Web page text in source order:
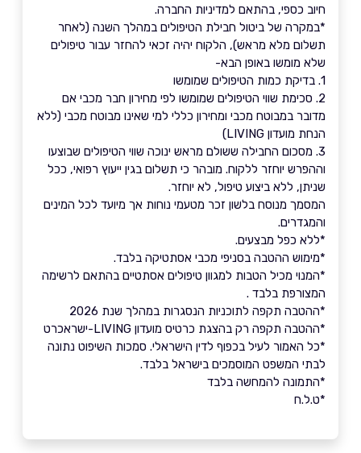
חיוב כספי, בהתאם למדיניות החברה.
*במקרה של ביטול חבילת הטיפולים במהלך השנה (לאחר
תשלום מלא מראש), הלקוח יהיה זכאי להחזר עבור טיפולים
שלא מומשו באופן הבא-
1. בדיקת כמות הטיפולים שמומשו
2. סכימת שווי הטיפולים שמומשו לפי מחירון חבר מכבי אם
מדובר במבוטח מכבי ומחירון כללי למי שאינו מבוטח מכבי (ללא
הנחת מועדון LIVING)
3. מסכום החבילה ששולם מראש ינוכה שווי הטיפולים שבוצעו
וההפרש יוחזר ללקוח. מובהר כי תשלום בגין ייעוץ רפואי, ככל
שניתן, ללא ביצוע טיפול, לא יוחזר.
המסמך מנוסח בלשון זכר מטעמי נוחות אך מיועד לכל המינים
והמגדרים.
*ללא כפל מבצעים.
*מימוש ההטבה בסניפי מכבי אסתטיקה בלבד.
*המנוי מכיל הטבות למגוון טיפולים אסתטיים בהתאם לרשימה
המצורפת בלבד .
*ההטבה תקפה לתוכניות הנסגרות במהלך שנת 2026
*ההטבה תקפה רק בהצגת כרטיס מועדון LIVING-ישראכרט
*כל האמור לעיל בכפוף לדין הישראלי. סמכות השיפוט נתונה
לבתי המשפט המוסמכים בישראל בלבד.
*התמונה להמחשה בלבד
*ט.ל.ח